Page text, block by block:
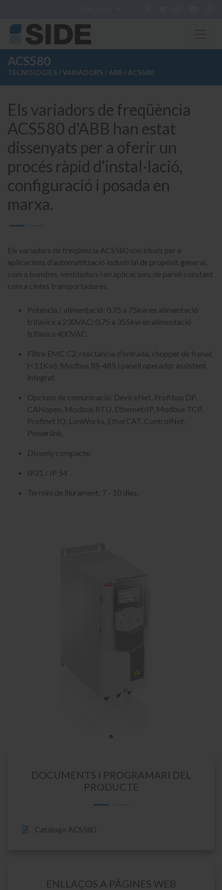
ACS580
TECNOLOGIES /VARIADORS / ABB / ACS580
Els variadors de freqüència
ACS580 d'ABB han estat
dissenyats per a oferir un
procés ràpid d'instal·lació,
configuració i posada en
marxa.
Els variadors de freqüència ACS580 són ideals per a
aplicacions d'automatització industrial de propòsit general,
com a bombes, ventiladors i en aplicacions de parell constant
com a cintes transportadores.
Potencia / alimentació: 0,75 a 75kw en alimentació
trifàsica a 230VAC; 0,75 a 355kw en alimentació
trifàsica 400VAC.
Filtre EMC C2, reactància d'entrada, chopper de frenat
(<11Kw), Modbus RS-485 i panell operador assistent
integrat.
Opcions de comunicació: DeviceNet, Profibus DP,
CANopen, Modbus RTU, Ethernet/IP, Modbus TCP,
Profinet IO, LonWorks, EtherCAT, ControlNet,
Powerlink.
Disseny compacte.
IP21 / IP 54
Termini de lliurament: 7 - 10 dies.
DOCUMENTS I PROGRAMARI DEL
PRODUCTE
Catálogo ACS580
ENLLAÇOS A PÀGINES WEB